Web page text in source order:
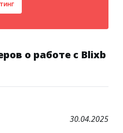
о работе с Blixb
30.04.2025